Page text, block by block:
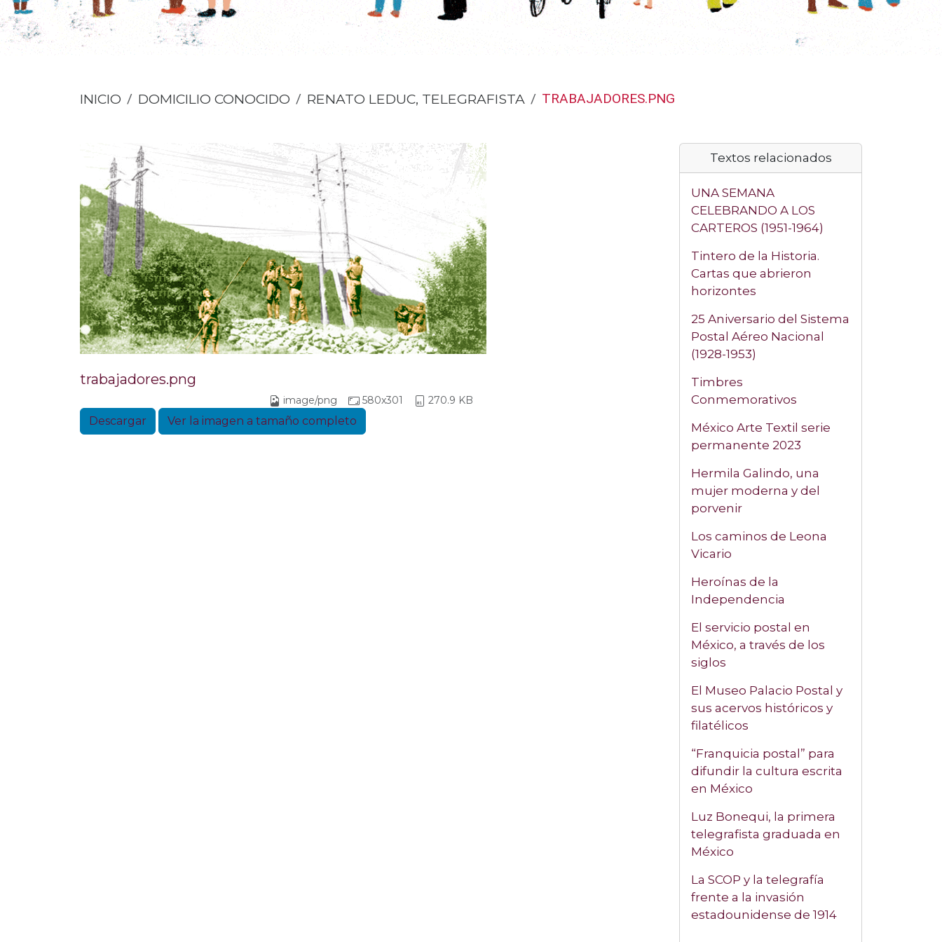
INICIO DOMICILIO CONOCIDO RENATO LEDUC, TELEGRAFISTA TRABAJADORES.PNG
trabajadores.png
image/png 580x301 270.9 KB
Descargar Ver la imagen a tamaño completo
Textos relacionados
UNA SEMANA
CELEBRANDO A LOS
CARTEROS (1951-1964)
Tintero de la Historia.
Cartas que abrieron
horizontes
25 Aniversario del Sistema
Postal Aéreo Nacional
(1928-1953)
Timbres
Conmemorativos
México Arte Textil serie
permanente 2023
Hermila Galindo, una
mujer moderna y del
porvenir
Los caminos de Leona
Vicario
Heroínas de la
Independencia
El servicio postal en
México, a través de los
siglos
El Museo Palacio Postal y
sus acervos históricos y
filatélicos
“Franquicia postal” para
difundir la cultura escrita
en México
Luz Bonequi, la primera
telegrafista graduada en
México
La SCOP y la telegrafía
frente a la invasión
estadounidense de 1914